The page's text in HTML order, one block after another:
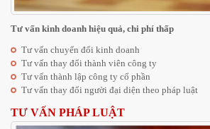
Tư vấn kinh doanh hiệu quả, chi phí thấp
Tư vấn chuyển đổi kinh doanh
Tư vấn thay đổi thành viên công ty
Tư vấn thành lập công ty cổ phần
Tư vấn thay đổi người đại diện theo pháp luật
TƯ VẤN PHÁP LUẬT